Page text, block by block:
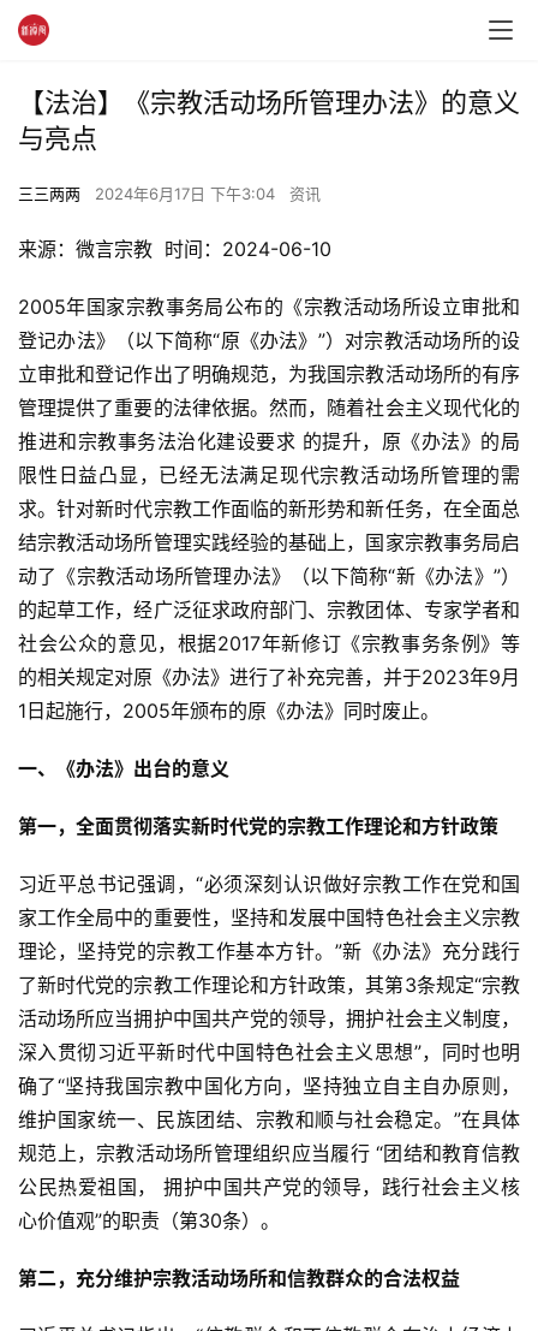
【法治】《宗教活动场所管理办法》的意义
与亮点
三三两两 2024年6月17日 下午3:04 资讯
来源：微言宗教  时间：2024-06-10
2005年国家宗教事务局公布的《宗教活动场所设立审批和
登记办法》（以下简称“原《办法》”）对宗教活动场所的设
立审批和登记作出了明确规范，为我国宗教活动场所的有序
管理提供了重要的法律依据。然而，随着社会主义现代化的
推进和宗教事务法治化建设要求 的提升，原《办法》的局
限性日益凸显，已经无法满足现代宗教活动场所管理的需
求。针对新时代宗教工作面临的新形势和新任务，在全面总
结宗教活动场所管理实践经验的基础上，国家宗教事务局启
动了《宗教活动场所管理办法》（以下简称“新《办法》”）
的起草工作，经广泛征求政府部门、宗教团体、专家学者和
社会公众的意见，根据2017年新修订《宗教事务条例》等
的相关规定对原《办法》进行了补充完善，并于2023年9月
1日起施行，2005年颁布的原《办法》同时废止。
一、《办法》出台的意义
第一，全面贯彻落实新时代党的宗教工作理论和方针政策
习近平总书记强调，“必须深刻认识做好宗教工作在党和国
家工作全局中的重要性，坚持和发展中国特色社会主义宗教
理论，坚持党的宗教工作基本方针。”新《办法》充分践行
了新时代党的宗教工作理论和方针政策，其第3条规定“宗教
活动场所应当拥护中国共产党的领导，拥护社会主义制度，
深入贯彻习近平新时代中国特色社会主义思想”，同时也明
确了“坚持我国宗教中国化方向，坚持独立自主自办原则，
维护国家统一、民族团结、宗教和顺与社会稳定。”在具体
规范上，宗教活动场所管理组织应当履行 “团结和教育信教
公民热爱祖国， 拥护中国共产党的领导，践行社会主义核
心价值观”的职责（第30条）。
第二，充分维护宗教活动场所和信教群众的合法权益